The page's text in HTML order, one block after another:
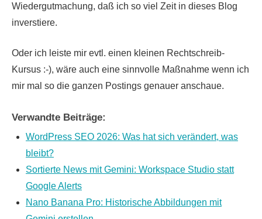
Wiedergutmachung, daß ich so viel Zeit in dieses Blog
inverstiere.
Oder ich leiste mir evtl. einen kleinen Rechtschreib-
Kursus :-), wäre auch eine sinnvolle Maßnahme wenn ich
mir mal so die ganzen Postings genauer anschaue.
Verwandte Beiträge:
WordPress SEO 2026: Was hat sich verändert, was
bleibt?
Sortierte News mit Gemini: Workspace Studio statt
Google Alerts
Nano Banana Pro: Historische Abbildungen mit